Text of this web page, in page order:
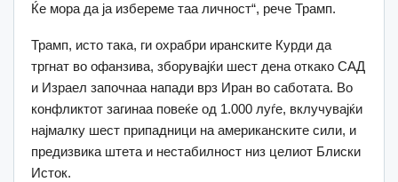
Ќе мора да ја избереме таа личност“, рече Трамп.
Трамп, исто така, ги охрабри иранските Курди да
тргнат во офанзива, зборувајќи шест дена откако САД
и Израел започнаа напади врз Иран во саботата. Во
конфликтот загинаа повеќе од 1.000 луѓе, вклучувајќи
најмалку шест припадници на американските сили, и
предизвика штета и нестабилност низ целиот Блиски
Исток.